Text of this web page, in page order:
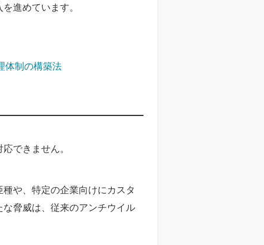
進めています。
体制の構築法
できません。
や、特定の企業向けにカスタ
脅威は、従来のアンチウイル